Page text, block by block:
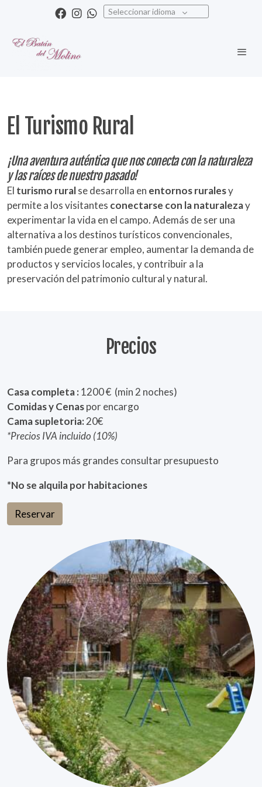
Seleccionar idioma
El Turismo Rural
¡Una aventura auténtica que nos conecta con la naturaleza
y las raíces de nuestro pasado!
El turismo ruralse desarrolla en entornos ruralesy
permite a los visitantes conectarse con la naturalezay
experimentar la vida en el campo. Además de ser una
alternativa a los destinos turísticos convencionales,
también puede generar empleo, aumentar la demanda de
productos y servicios locales, y contribuir a la
preservación del patrimonio cultural y natural.
Precios
Casa completa :1200 € (min 2 noches)
Comidas y Cenaspor encargo
Cama supletoria:20€
*Precios IVA incluido (10%)
Para grupos más grandes consultar presupuesto
*No se alquila por habitaciones
Reservar